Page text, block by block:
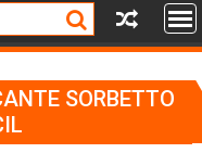
SORBETTO